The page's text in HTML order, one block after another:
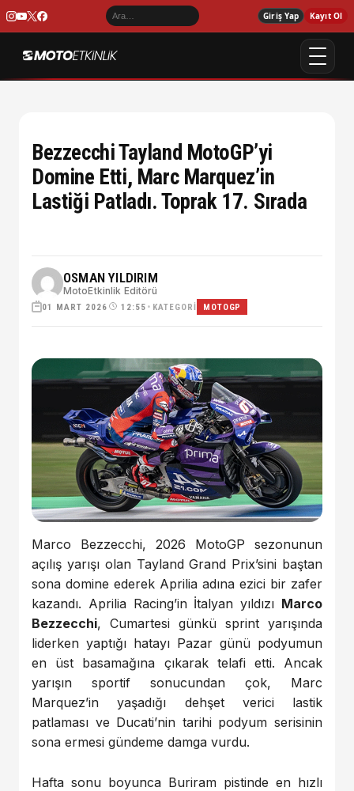
Giriş Yap Kayıt Ol
Bezzecchi Tayland MotoGP’yi
Domine Etti, Marc Marquez’in
Lastiği Patladı. Toprak 17. Sırada
OSMAN YILDIRIM
MotoEtkinlik Editörü
01 MART 2026 12:55 • KATEGORI MOTOGP
Marco Bezzecchi, 2026 MotoGP sezonunun
açılış yarışı olan Tayland Grand Prix’sini baştan
sona domine ederek Aprilia adına ezici bir zafer
kazandı. Aprilia Racing’in İtalyan yıldızı Marco
Bezzecchi, Cumartesi günkü sprint yarışında
liderken yaptığı hatayı Pazar günü podyumun
en üst basamağına çıkarak telafi etti. Ancak
yarışın sportif sonucundan çok, Marc
Marquez’in yaşadığı dehşet verici lastik
patlaması ve Ducati’nin tarihi podyum serisinin
sona ermesi gündeme damga vurdu.
Hafta sonu boyunca Buriram pistinde en hızlı